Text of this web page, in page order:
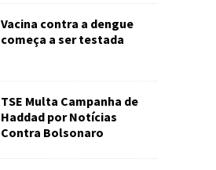
Vacina contra a dengue
começa a ser testada
TSE Multa Campanha de
Haddad por Notícias
Contra Bolsonaro